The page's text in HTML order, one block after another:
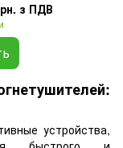
з ПДВ
устройства,